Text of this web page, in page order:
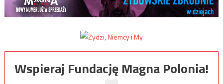
Wspieraj Fundację Magna Polonia!